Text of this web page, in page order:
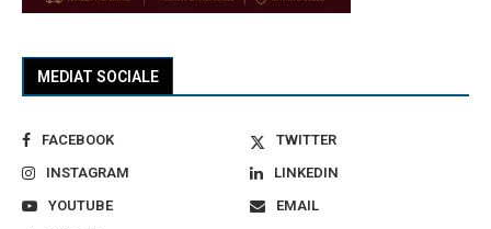
MEDIAT SOCIALE
FACEBOOK
TWITTER
INSTAGRAM
LINKEDIN
YOUTUBE
EMAIL